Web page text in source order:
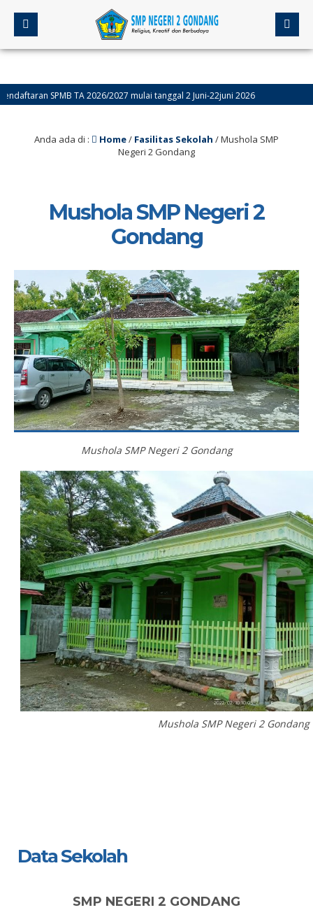
SPMB TA 2026/2027 mulai tanggal 2 Juni-22juni 2026
Sumatif akhir Semester Genap (ASAS) Kelas 9 Dilaksanakan Tanggal 4-9 Mei,
Anda ada di : Home/ Fasilitas Sekolah /Mushola SMP
Negeri 2 Gondang
Mushola SMP Negeri 2
Gondang
Mushola SMP Negeri 2 Gondang
Mushola SMP Negeri 2 Gondang
Data Sekolah
SMP NEGERI 2 GONDANG